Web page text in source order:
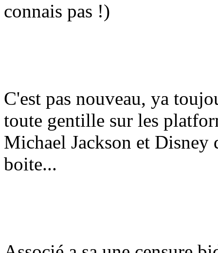
connais pas !)
C'est pas nouveau, ya
toute gentille sur les
Michael Jackson et
boite...